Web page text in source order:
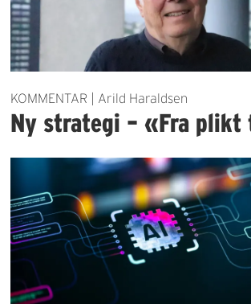
KOMMENTAR | Arild Haraldsen
Ny strategi – «Fra